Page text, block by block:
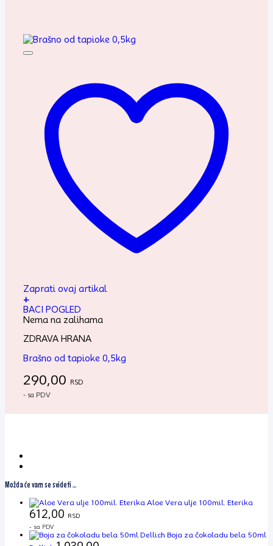
Zaprati ovaj artikal
+
BACI POGLED
Nema na zalihama
ZDRAVA HRANA
Brašno od tapioke 0,5kg
290,00 RSD
- sa PDV
Možda će vam se svideti …
Aloe Vera ulje 100mil. Eterika
612,00
RSD
- sa PDV
Boja za čokoladu bela 50ml